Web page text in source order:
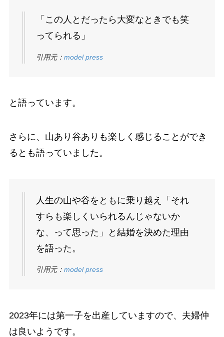
「この人とだったら大変なときでも笑
ってられる」
引用元： model press
と語っています。
さらに、山あり谷ありも楽しく感じることができ
るとも語っていました。
人生の山や谷をともに乗り越え「それ
すらも楽しくいられるんじゃないか
な、って思った」と結婚を決めた理由
を語った。
引用元： model press
2023年には第一子を出産していますので、夫婦仲
は良いようです。